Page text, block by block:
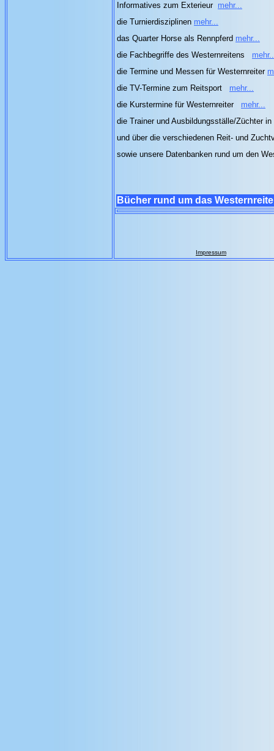
Informatives zum Exterieur mehr...
die Turnierdisziplinen mehr...
das Quarter Horse als Rennpferd mehr...
die Fachbegriffe des Westernreitens
die Termine und Messen für Westernreiter
die TV-Termine zum Reitsport
mehr...
die Kurstermine für Westernreiter
mehr...
die Trainer und Ausbildungsställe/Züchter
und über die verschiedenen Reit- und
sowie unsere Datenbanken rund um den
Bücher rund um das
Impressum